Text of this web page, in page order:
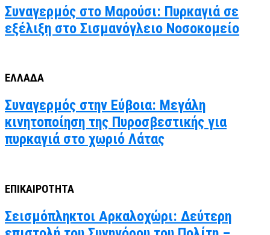
Συναγερμός στο Μαρούσι: Πυρκαγιά σε
εξέλιξη στο Σισμανόγλειο Νοσοκομείο
ΕΛΛΑΔΑ
Συναγερμός στην Εύβοια: Μεγάλη
κινητοποίηση της Πυροσβεστικής για
πυρκαγιά στο χωριό Λάτας
ΕΠΙΚΑΙΡΟΤΗΤΑ
Σεισμόπληκτοι Αρκαλοχώρι: Δεύτερη